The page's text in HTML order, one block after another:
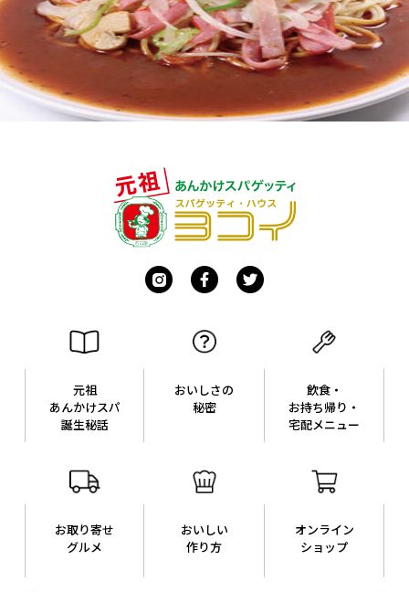
元祖
あんかけスパ
誕生秘話
おいしさの
秘密
飲食・
お持ち帰り・
宅配メニュー
お取り寄せ
グルメ
おいしい
作り方
オンライン
ショップ